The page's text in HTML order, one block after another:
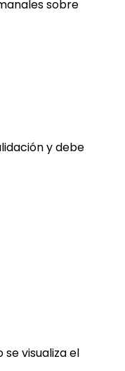
sobre
y debe
visualiza el